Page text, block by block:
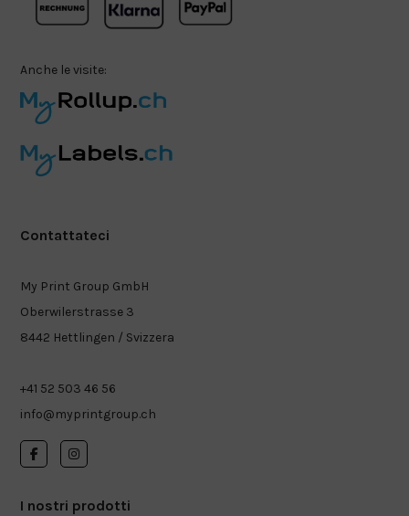
Anche le visite:
Contattateci
My Print Group GmbH
Oberwilerstrasse 3
8442 Hettlingen / Svizzera
+41 52 503 46 56
info@myprintgroup.ch
I nostri prodotti